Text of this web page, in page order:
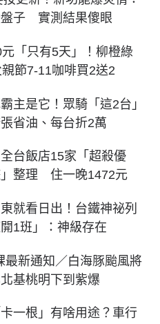
盤子 實測結果傻眼
「只有5天」！柳橙綠
節7-11咖啡買2送2
主是它！眾騎「這2台」
省油、每台折2萬
台飯店15家「超殺優
」整理 住一晚1472元
就看日出！台鐵神祕列
1班」：神級存在
最新通知／白海豚颱風將
基桃明下到紫爆
一根」有啥用途？車行